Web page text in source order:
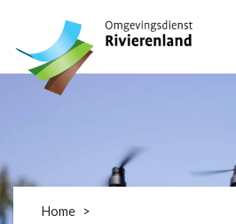
Omgevingsdienst Rivierenland
Home